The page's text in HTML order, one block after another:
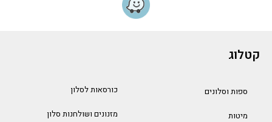
קטלוג
ספות וסלונים
מיטות
כורסאות לסלון
מזנונים ושולחנות סלון